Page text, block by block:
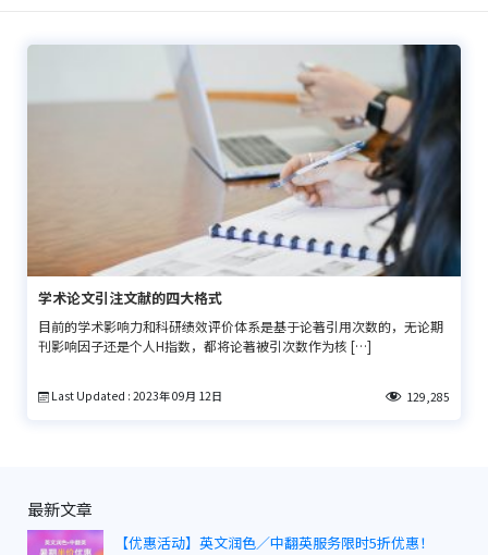
学术论文引注文献的四大格式
目前的学术影响力和科研绩效评价体系是基于论著引用次数的，无论期
刊影响因子还是个人H指数，都将论著被引次数作为核 […]
Last Updated : 2023年 09月 12日 129,285
最新文章
【优惠活动】英文润色／中翻英服务限时5折优惠！